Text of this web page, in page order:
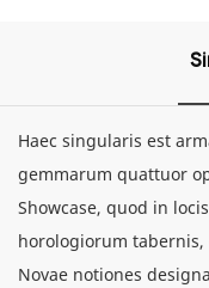
Haec singularis est
gemmarum quattuor
Showcase, quod in
horologiorum
Novae notiones